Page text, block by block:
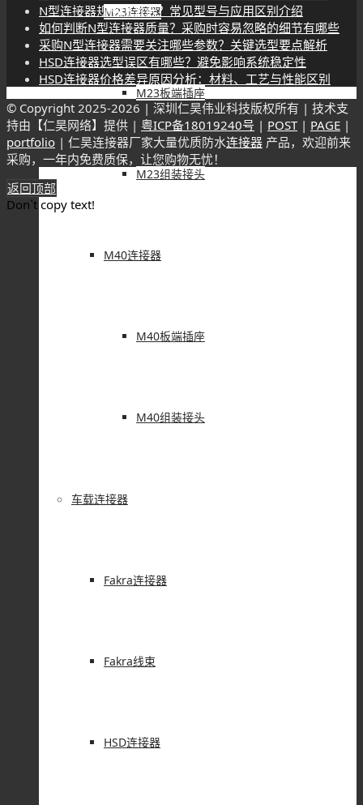
M23连接器
M23板端插座
M23组装接头
M40连接器
M40板端插座
M40组装接头
车载连接器
Fakra连接器
Fakra线束
HSD连接器
N型连接器规格怎么选？常见型号与应用区别介绍
如何判断N型连接器质量？采购时容易忽略的细节有哪些
采购N型连接器需要关注哪些参数？关键选型要点解析
HSD连接器选型误区有哪些？避免影响系统稳定性
HSD连接器价格差异原因分析：材料、工艺与性能区别
© Copyright 2025-2026 | 深圳仁昊伟业科技版权所有 | 技术支
持由【仁昊网络】提供 | 粤ICP备18019240号 | POST| PAGE |
portfolio | 仁昊连接器厂家大量优质防水连接器 产品，欢迎前来
采购，一年内免费质保，让您购物无忧！
返回顶部
Don`t copy text!